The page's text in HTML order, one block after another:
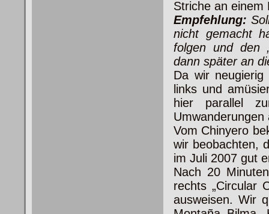
Striche an einem
Empfehlung:
nicht gemacht
folgen und den
dann später an
Da wir
links und
hier parallel
Vom Chinyero
wir beobachten,
im Juli 2007 gut
Nach 20
rechts „Circular
ausweisen. Wir